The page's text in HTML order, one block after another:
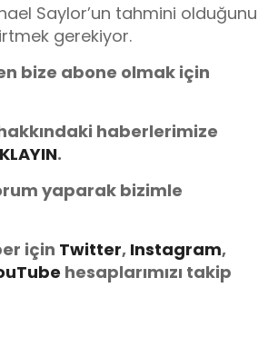
Saylor’un tahmini olduğunu
gerekiyor.
bize abone olmak için
haberlerimize
.
yaparak bizimle
için Twitter, Instagram,
Tube hesaplarımızı takip